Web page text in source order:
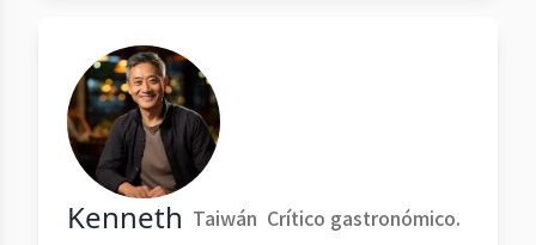
Kenneth Taiwán Crítico gastronómico.